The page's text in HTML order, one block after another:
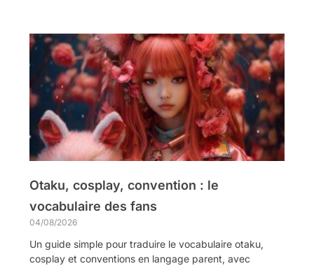
Otaku, cosplay, convention : le
vocabulaire des fans
04/08/2026
Un guide simple pour traduire le vocabulaire otaku,
cosplay et conventions en langage parent, avec